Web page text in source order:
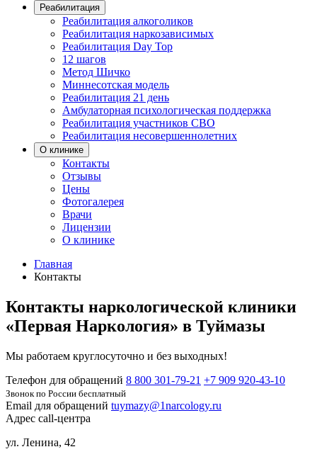
Реабилитация
Реабилитация алкоголиков
Реабилитация наркозависимых
Реабилитация Day Top
12 шагов
Метод Шичко
Миннесотская модель
Реабилитация 21 день
Амбулаторная психологическая поддержка
Реабилитация участников СВО
Реабилитация несовершеннолетних
О клинике
Контакты
Отзывы
Цены
Фотогалерея
Врачи
Лицензии
О клинике
Главная
Контакты
Контакты наркологической клиники
«Первая Наркология» в Туймазы
Мы работаем круглосуточно и без выходных!
Телефон для обращений 8 800 301-79-21 +7 909 920-43-10
Звонок по России бесплатный
Email для обращений tuymazy@1narcology.ru
Адрес call-центра
ул. Ленина, 42